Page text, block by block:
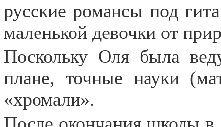
русские романсы под
маленькой девочки от
Поскольку Оля была
плане, точные науки
«хромали».